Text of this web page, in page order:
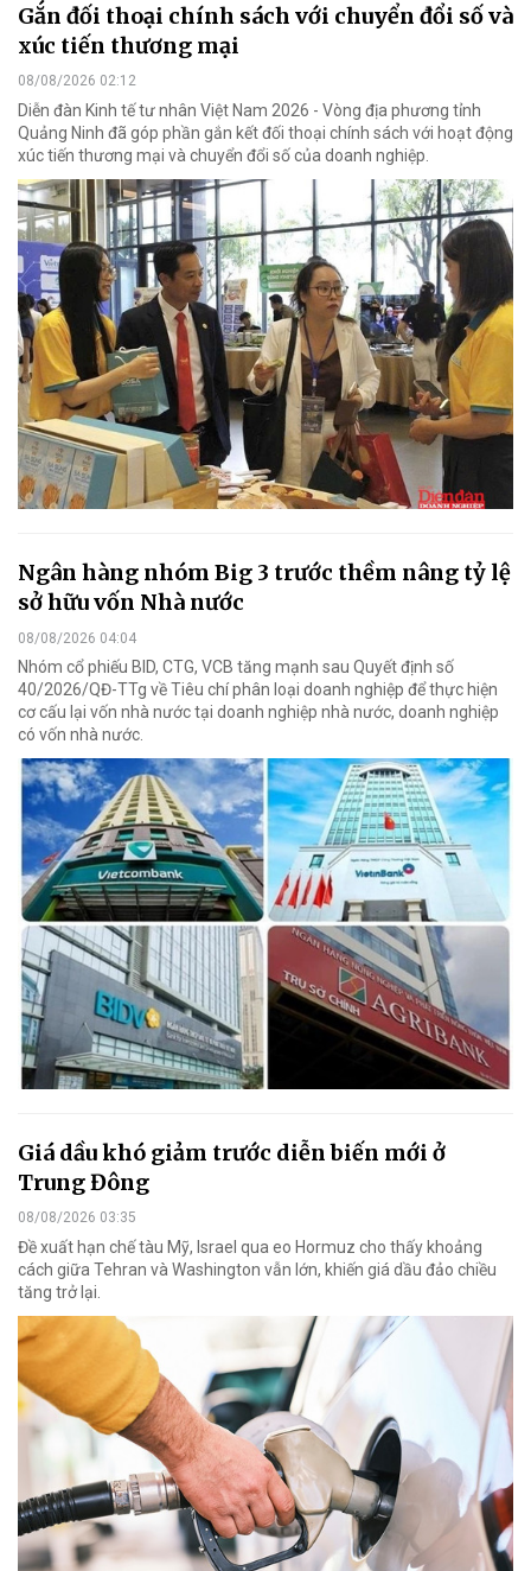
Gắn đối thoại chính sách với chuyển đổi số và
xúc tiến thương mại
08/08/2026 02:12
Diễn đàn Kinh tế tư nhân Việt Nam 2026 - Vòng địa phương tỉnh
Quảng Ninh đã góp phần gắn kết đối thoại chính sách với hoạt động
xúc tiến thương mại và chuyển đổi số của doanh nghiệp.
Ngân hàng nhóm Big 3 trước thềm nâng tỷ lệ
sở hữu vốn Nhà nước
08/08/2026 04:04
Nhóm cổ phiếu BID, CTG, VCB tăng mạnh sau Quyết định số
40/2026/QĐ-TTg về Tiêu chí phân loại doanh nghiệp để thực hiện
cơ cấu lại vốn nhà nước tại doanh nghiệp nhà nước, doanh nghiệp
có vốn nhà nước.
Giá dầu khó giảm trước diễn biến mới ở
Trung Đông
08/08/2026 03:35
Đề xuất hạn chế tàu Mỹ, Israel qua eo Hormuz cho thấy khoảng
cách giữa Tehran và Washington vẫn lớn, khiến giá dầu đảo chiều
tăng trở lại.